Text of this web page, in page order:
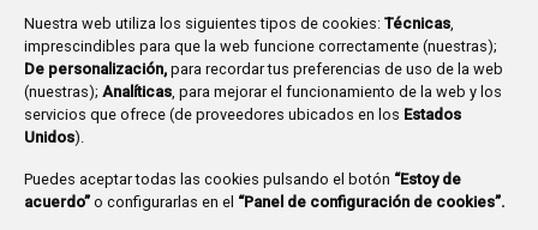
Nuestra web utiliza los siguientes tipos de cookies: Técnicas,
imprescindibles para que la web funcione correctamente (nuestras);
De personalización, para recordar tus preferencias de uso de la web
(nuestras); Analíticas, para mejorar el funcionamiento de la web y los
servicios que ofrece (de proveedores ubicados en los Estados
Unidos).
Puedes aceptar todas las cookies pulsando el botón “Estoy de
acuerdo” o configurarlas en el “Panel de configuración de cookies”.